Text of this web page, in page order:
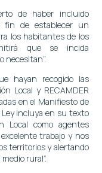
de haber incluido
fin de establecer un
los habitantes de los
que se incida
necesitan”.
hayan recogido las
Local y RECAMDER
en el Manifiesto de
incluya en su texto
Local como agentes
trabajo y nos
territorios y alertando
rural”.